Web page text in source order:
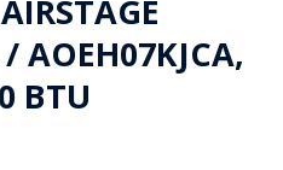
AOEH07KJCA,
BTU